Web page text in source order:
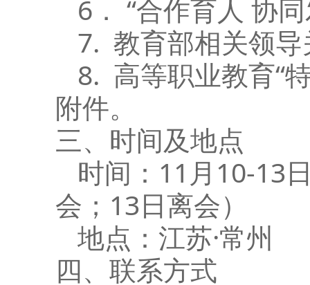
6． “合作育人 协
7. 教育部相关领
8. 高等职业教育“
附件。
三、时间及地点
时间：11月10-13
会；13日离会）
地点：江苏·常州
四、联系方式